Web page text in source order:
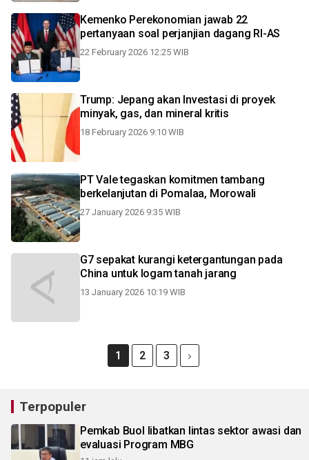
Kemenko Perekonomian jawab 22
pertanyaan soal perjanjian dagang RI-AS
22 February 2026 12:25 WIB
Trump: Jepang akan Investasi di proyek
minyak, gas, dan mineral kritis
18 February 2026 9:10 WIB
PT Vale tegaskan komitmen tambang
berkelanjutan di Pomalaa, Morowali
27 January 2026 9:35 WIB
G7 sepakat kurangi ketergantungan pada
China untuk logam tanah jarang
13 January 2026 10:19 WIB
1 2 3
Terpopuler
Pemkab Buol libatkan lintas sektor awasi dan
evaluasi Program MBG